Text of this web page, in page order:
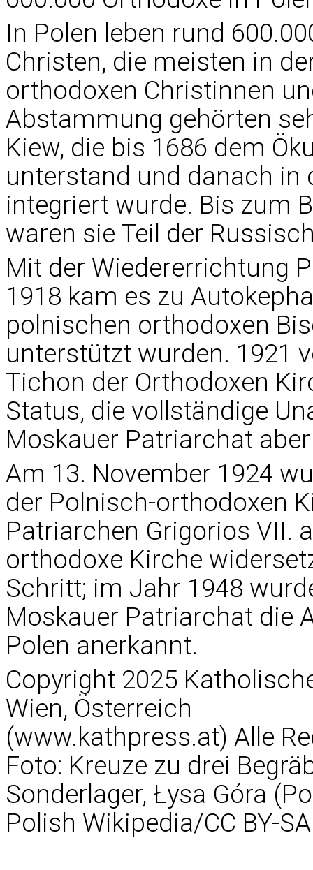
In Polen leben rund
Christen, die meisten in
orthodoxen Christinnen
Abstammung gehörten
Kiew, die bis 1686 dem
unterstand und danach in
integriert wurde. Bis zum
waren sie Teil der
Mit der Wiedererrichtung
1918 kam es zu
polnischen orthodoxen
unterstützt wurden. 1921
Tichon der Orthodoxen
Status, die vollständige
Moskauer Patriarchat
Am 13. November 1924
der Polnisch-orthodoxen
Patriarchen Grigorios VII.
orthodoxe Kirche
Schritt; im Jahr 1948
Moskauer Patriarchat die
Polen anerkannt.
Copyright 2025
Wien, Österreich
(www.kathpress.at) Alle
Foto: Kreuze zu drei
Sonderlager, Łysa Góra
Polish Wikipedia/CC BY-